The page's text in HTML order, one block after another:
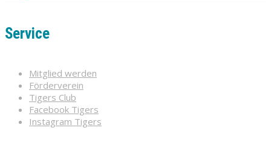
Service
Mitglied werden
Förderverein
Tigers Club
Facebook Tigers
Instagram Tigers